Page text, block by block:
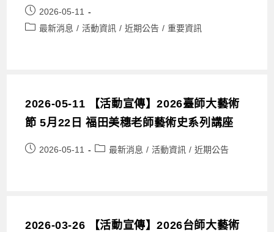
2026-05-11
最新消息 / 活動資訊 / 近期公告 / 重要資訊
2026-05-11 【活動宣傳】2026臺師大藝術
節 5月22日 福田美穗老師藝術史系列講座
2026-05-11 最新消息 / 活動資訊 / 近期公告
2026-03-26 【活動宣傳】2026台師大藝術